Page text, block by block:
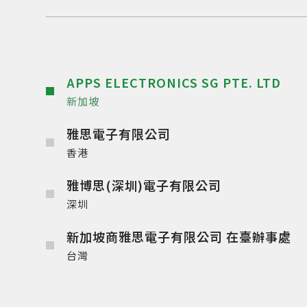
APPS ELECTRONICS SG PTE. LTD
新加坡
雅思電子有限公司
香港
雅博思(深圳)電子有限公司
深圳
新加坡商雅思電子有限公司 在臺辦事處
台灣